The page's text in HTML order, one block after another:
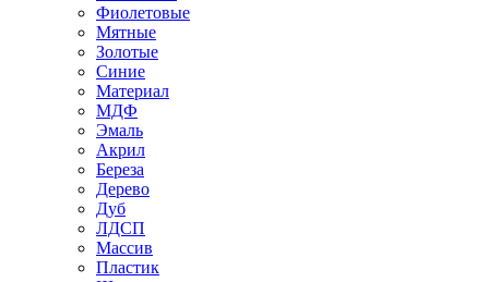
Фиолетовые
Мятные
Золотые
Синие
Материал
МДФ
Эмаль
Акрил
Береза
Дерево
Дуб
ЛДСП
Массив
Пластик